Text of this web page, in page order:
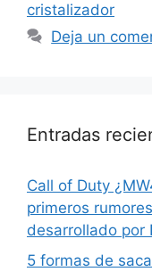
cristalizador
Deja un
Entradas
Call of Duty
primeros
desarrollado por
5 formas de